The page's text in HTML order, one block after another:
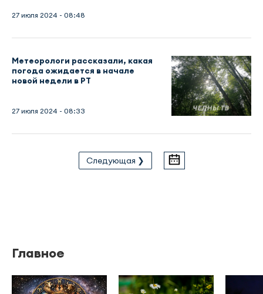
27 июля 2024 - 08:48
Метеорологи рассказали, какая
погода ожидается в начале
новой недели в РТ
27 июля 2024 - 08:33
Следующая ❯
Главное